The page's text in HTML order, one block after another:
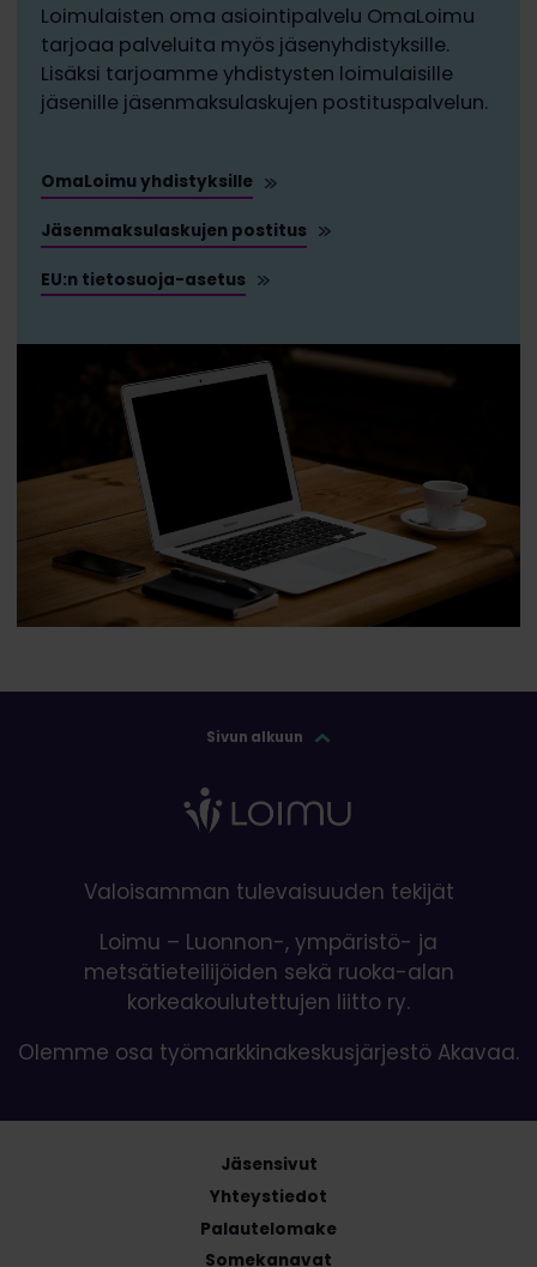
Loimulaisten oma asiointipalvelu OmaLoimu
tarjoaa palveluita myös jäsenyhdistyksille.
Lisäksi tarjoamme yhdistysten loimulaisille
jäsenille jäsenmaksulaskujen postituspalvelun.
OmaLoimu yhdistyksille
Jäsenmaksulaskujen postitus
EU:n tietosuoja-asetus
Sivun alkuun
Valoisamman tulevaisuuden tekijät
Loimu – Luonnon-, ympäristö- ja
metsätieteilijöiden sekä ruoka-alan
korkeakoulutettujen liitto ry.
Olemme osa työmarkkinakeskusjärjestö Akavaa.
Jäsensivut
Yhteystiedot
Palautelomake
Somekanavat